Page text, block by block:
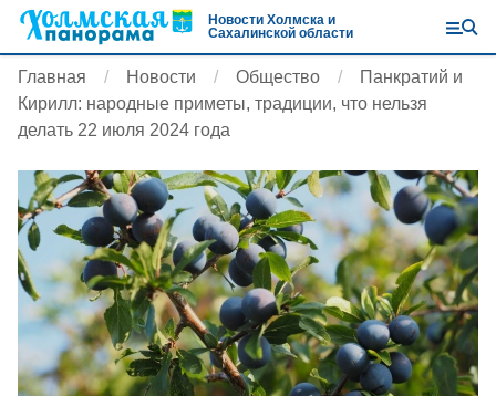
Новости Холмска и
Сахалинской области
Главная Новости Общество
Панкратий и
Кирилл: народные приметы, традиции, что нельзя
делать 22 июля 2024 года